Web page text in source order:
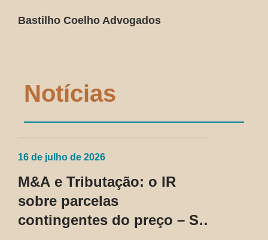
Bastilho Coelho Advogados
Notícias
16 de julho de 2026
M&A e Tributação: o IR
sobre parcelas
contingentes do preço – SC